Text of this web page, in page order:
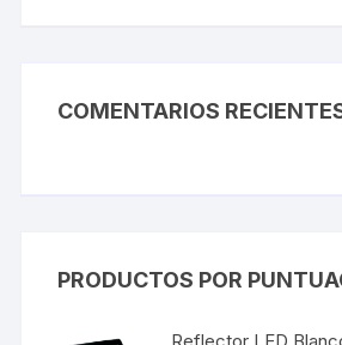
COMENTARIOS
PRODUCTOS POR